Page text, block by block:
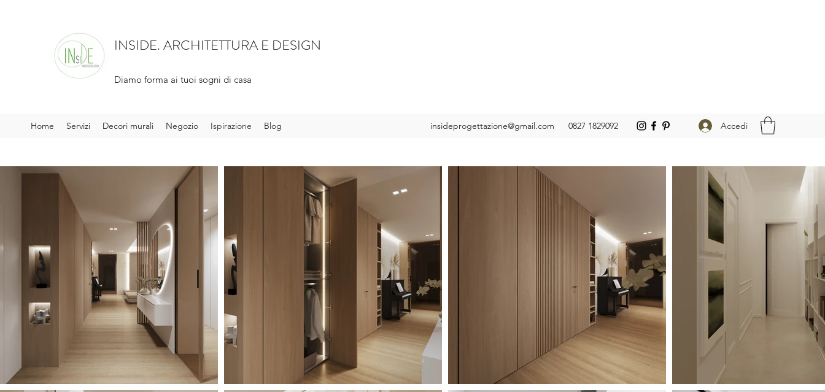
INSIDE. ARCHITETTURA E DESIGN
Diamo forma ai tuoi sogni di casa
insideprogettazione@gmail.com 0827 1829092 Accedi
Home Servizi Decori murali Negozio Ispirazione Blog